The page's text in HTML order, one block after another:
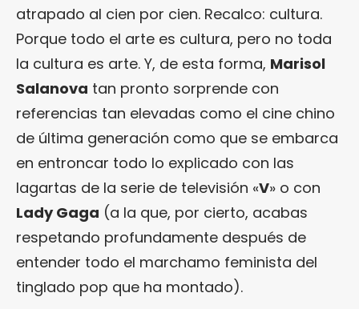
atrapado al cien por cien. Recalco: cultura.
Porque todo el arte es cultura, pero no toda
la cultura es arte. Y, de esta forma, Marisol
Salanova tan pronto sorprende con
referencias tan elevadas como el cine chino
de última generación como que se embarca
en entroncar todo lo explicado con las
lagartas de la serie de televisión «V» o con
Lady Gaga (a la que, por cierto, acabas
respetando profundamente después de
entender todo el marchamo feminista del
tinglado pop que ha montado).